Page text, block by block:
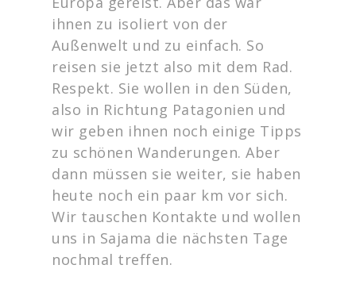
ihnen zu isoliert von der
Außenwelt und zu einfach. So
reisen sie jetzt also mit dem Rad.
Respekt. Sie wollen in den Süden,
also in Richtung Patagonien und
wir geben ihnen noch einige Tipps
zu schönen Wanderungen. Aber
dann müssen sie weiter, sie haben
heute noch ein paar km vor sich.
Wir tauschen Kontakte und wollen
uns in Sajama die nächsten Tage
nochmal treffen.